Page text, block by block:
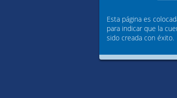
Esta página es
para indicar que la
sido creada con éxito.